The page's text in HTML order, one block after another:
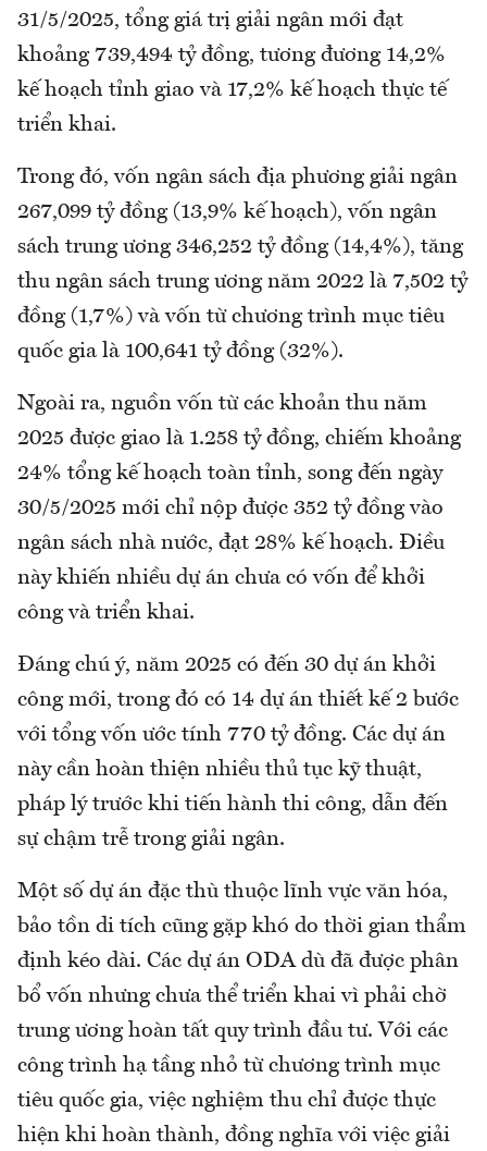
31/5/2025, tổng giá trị giải ngân mới đạt
khoảng 739,494 tỷ đồng, tương đương 14,2%
kế hoạch tỉnh giao và 17,2% kế hoạch thực tế
triển khai.
Trong đó, vốn ngân sách địa phương giải ngân
267,099 tỷ đồng (13,9% kế hoạch), vốn ngân
sách trung ương 346,252 tỷ đồng (14,4%), tăng
thu ngân sách trung ương năm 2022 là 7,502 tỷ
đồng (1,7%) và vốn từ chương trình mục tiêu
quốc gia là 100,641 tỷ đồng (32%).
Ngoài ra, nguồn vốn từ các khoản thu năm
2025 được giao là 1.258 tỷ đồng, chiếm khoảng
24% tổng kế hoạch toàn tỉnh, song đến ngày
30/5/2025 mới chỉ nộp được 352 tỷ đồng vào
ngân sách nhà nước, đạt 28% kế hoạch. Điều
này khiến nhiều dự án chưa có vốn để khởi
công và triển khai.
Đáng chú ý, năm 2025 có đến 30 dự án khởi
công mới, trong đó có 14 dự án thiết kế 2 bước
với tổng vốn ước tính 770 tỷ đồng. Các dự án
này cần hoàn thiện nhiều thủ tục kỹ thuật,
pháp lý trước khi tiến hành thi công, dẫn đến
sự chậm trễ trong giải ngân.
Một số dự án đặc thù thuộc lĩnh vực văn hóa,
bảo tồn di tích cũng gặp khó do thời gian thẩm
định kéo dài. Các dự án ODA dù đã được phân
bổ vốn nhưng chưa thể triển khai vì phải chờ
trung ương hoàn tất quy trình đầu tư. Với các
công trình hạ tầng nhỏ từ chương trình mục
tiêu quốc gia, việc nghiệm thu chỉ được thực
hiện khi hoàn thành, đồng nghĩa với việc giải